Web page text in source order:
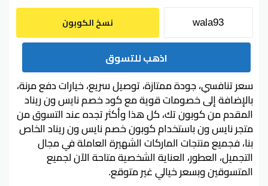
نسخ الكوبون
اذهب للتسوق
سعر تنافسي، جودة ممتازة، توصيل سريع، خيارات دفع مرنة،
بالإضافة إلى خصومات قوية مع كود خصم نايس ون ريناد
المقدم من كوبون تك، كل هذا وأكثر تجده عند التسوق من
متجر نايس ون باستخدام كوبون خصم نايس ون ريناد الخاص
بنا، فجميع منتجات الماركات الشهيرة العاملة في مجال
التجميل، العطور، العناية الشخصية متاحة الآن لجميع
المتسوقين وبسعر خيالي غير متوقع.